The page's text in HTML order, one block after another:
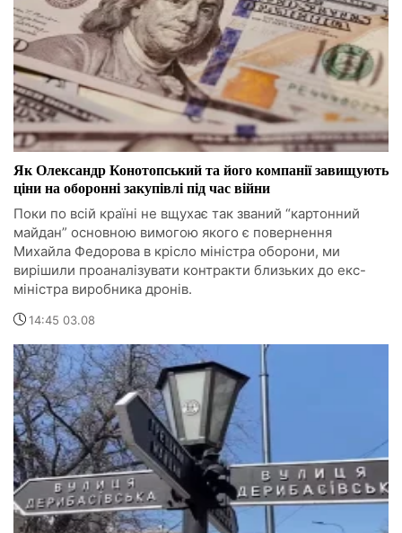
Як Олександр Конотопський та його компанії завищують
ціни на оборонні закупівлі під час війни
Поки по всій країні не вщухає так званий “картонний
майдан” основною вимогою якого є повернення
Михайла Федорова в крісло міністра оборони, ми
вирішили проаналізувати контракти близьких до екс-
міністра виробника дронів.
14:45 03.08